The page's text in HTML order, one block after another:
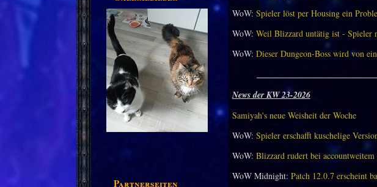
Partnerseiten
WoW: Spieler löst per Housing ein
WoW: Weil Blizzard untätig ist - Spieler
WoW: Dieser Dungeon-Boss wird von
News der KW 23-2026
Samiyah's neue Weisheit der Woche
WoW: Spieler erschafft kuschelige
WoW: Blizzard rudert bei
WoW Midnight: Patch 12.0.7 erscheint